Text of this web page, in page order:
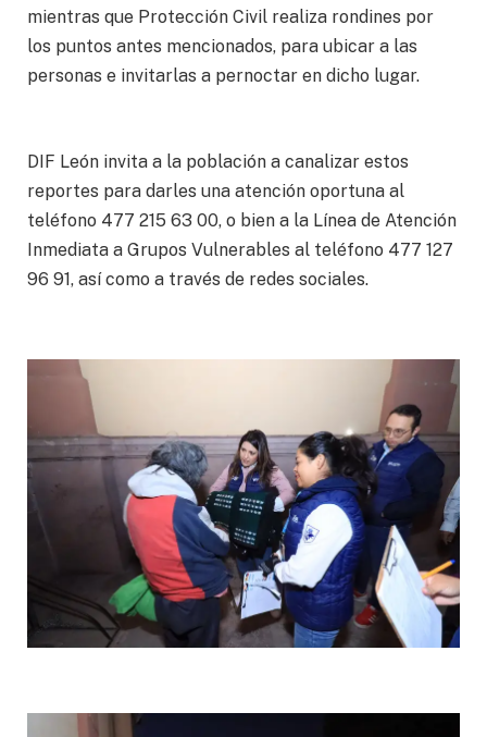
mientras que Protección Civil realiza rondines por
los puntos antes mencionados, para ubicar a las
personas e invitarlas a pernoctar en dicho lugar.
DIF León invita a la población a canalizar estos
reportes para darles una atención oportuna al
teléfono 477 215 63 00, o bien a la Línea de Atención
Inmediata a Grupos Vulnerables al teléfono 477 127
96 91, así como a través de redes sociales.